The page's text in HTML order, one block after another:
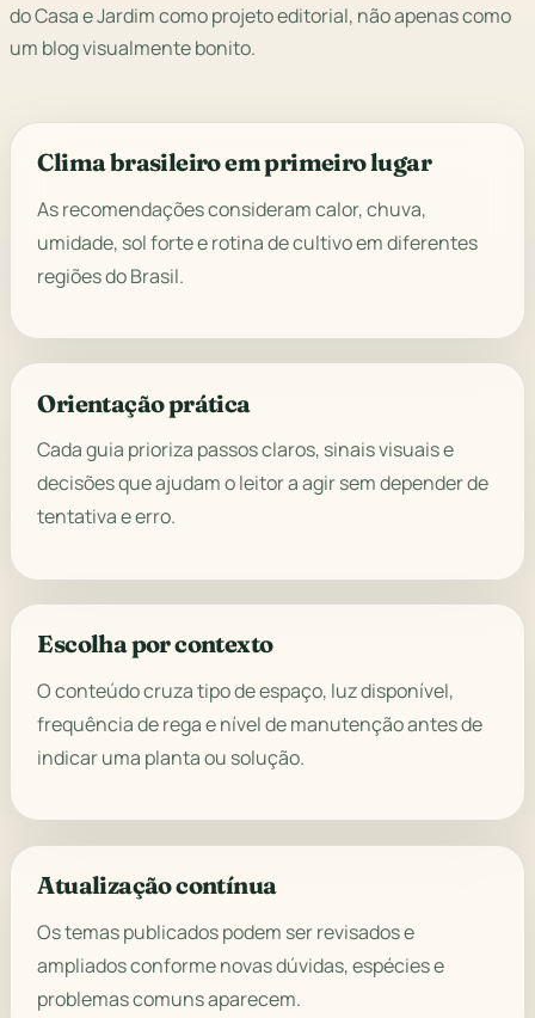
do Casa e Jardim como projeto editorial, não apenas como
um blog visualmente bonito.
Clima brasileiro em primeiro lugar
As recomendações consideram calor, chuva,
umidade, sol forte e rotina de cultivo em diferentes
regiões do Brasil.
Orientação prática
Cada guia prioriza passos claros, sinais visuais e
decisões que ajudam o leitor a agir sem depender de
tentativa e erro.
Escolha por contexto
O conteúdo cruza tipo de espaço, luz disponível,
frequência de rega e nível de manutenção antes de
indicar uma planta ou solução.
Atualização contínua
Os temas publicados podem ser revisados e
ampliados conforme novas dúvidas, espécies e
problemas comuns aparecem.